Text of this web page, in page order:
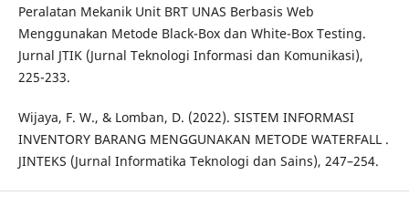
Peralatan Mekanik Unit BRT UNAS Berbasis Web
Menggunakan Metode Black-Box dan White-Box Testing.
Jurnal JTIK (Jurnal Teknologi Informasi dan Komunikasi),
225-233.
Wijaya, F. W., & Lomban, D. (2022). SISTEM INFORMASI
INVENTORY BARANG MENGGUNAKAN METODE WATERFALL .
JINTEKS (Jurnal Informatika Teknologi dan Sains), 247–254.